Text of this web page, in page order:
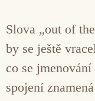
Slova „out of
by se ještě
co se
spojení